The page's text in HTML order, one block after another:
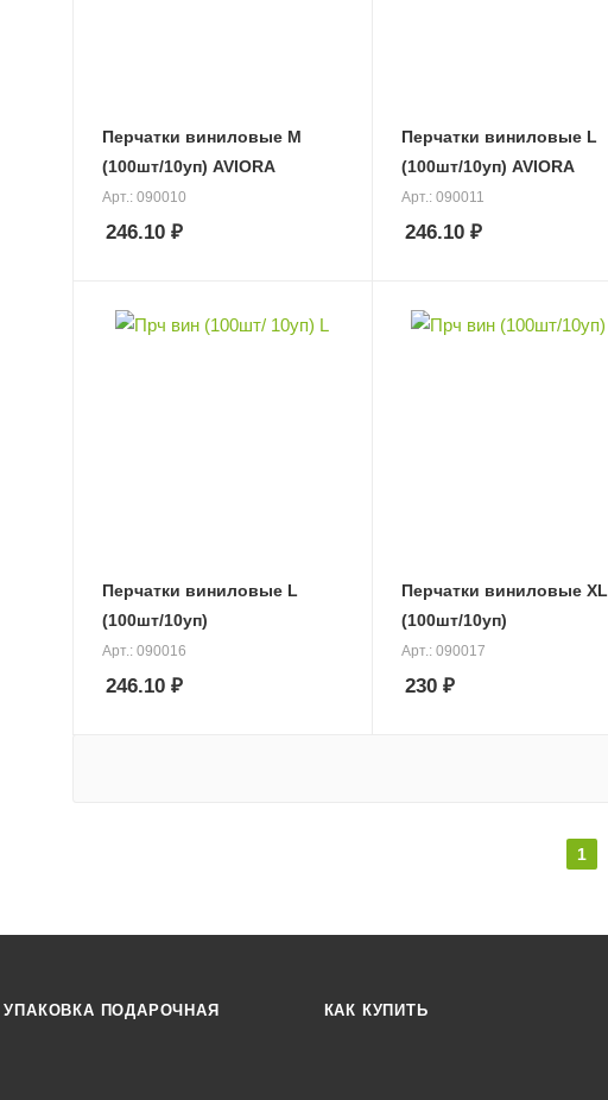
Перчатки виниловые М
(100шт/10уп) AVIORA
Арт.: 090010
246.10 ₽
Перчатки виниловые L
(100шт/10уп) AVIORA
Арт.: 090011
246.10₽
Перчатки виниловые L
(100шт/10уп)
Арт.: 090016
246.10 ₽
Перчатки виниловые XL
(100шт/10уп)
Арт.: 090017
230₽
1
УПАКОВКА ПОДАРОЧНАЯ КАК КУПИТЬ